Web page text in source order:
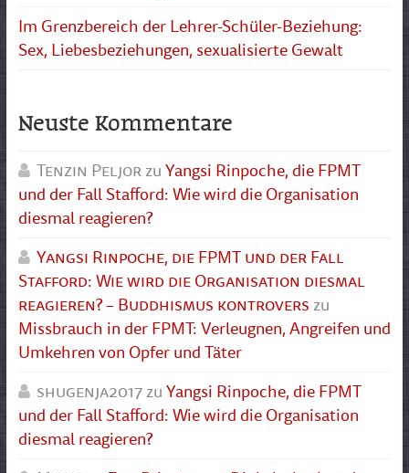
Im Grenzbereich der Lehrer-Schüler-Beziehung:
Sex, Liebesbeziehungen, sexualisierte Gewalt
Neuste Kommentare
Tenzin PeljorzuYangsi Rinpoche, die FPMT
und der Fall Stafford: Wie wird die Organisation
diesmal reagieren?
Yangsi Rinpoche, die FPMT und der Fall
Stafford: Wie wird die Organisation diesmal
reagieren? – Buddhismus kontrovers zu
Missbrauch in der FPMT: Verleugnen, Angreifen und
Umkehren von Opfer und Täter
shugenja2017zuYangsi Rinpoche, die FPMT
und der Fall Stafford: Wie wird die Organisation
diesmal reagieren?